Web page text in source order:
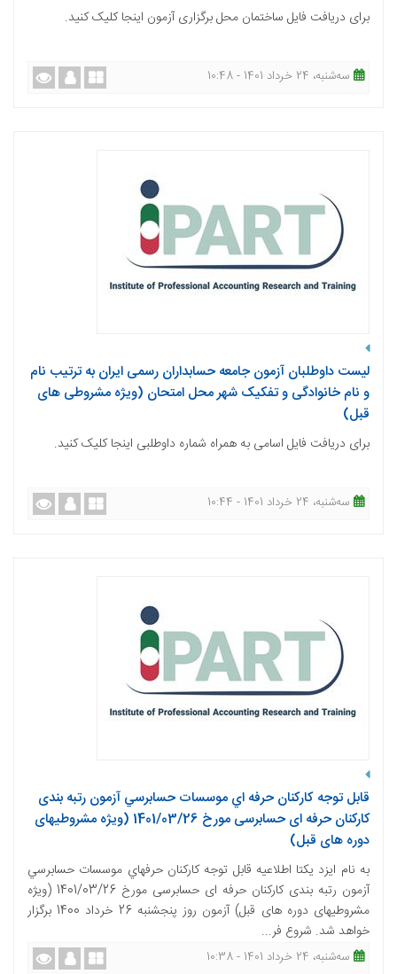
برای دریافت فایل ساختمان محل برگزاری آزمون اینجا کلیک کنید.
ﺳﻪشنبه، 24 خرداد 1401 - 10:48
لیست داوطلبان آزمون جامعه حسابداران رسمی ایران به ترتیب نام
و نام خانوادگی و تفکیک شهر محل امتحان (ویژه مشروطی های
قبل)
برای دریافت فایل اسامی به همراه شماره داوطلبی اینجا کلیک کنید.
ﺳﻪشنبه، 24 خرداد 1401 - 10:44
قابل توجه كاركنان حرفه اي موسسات حسابرسي آزمون رتبه بندی
کارکنان حرفه ای حسابرسی مورخ 1401/03/26 (ویژه مشروطیهای
دوره های قبل)
به نام ايزد يكتا اطلاعيه قابل توجه كاركنان حرفه­اي موسسات حسابرسي
آزمون رتبه بندی کارکنان حرفه ­ای حسابرسی مورخ 1401/03/26 (ویژه
مشروطیهای دوره های قبل) آزمون روز پنجشنبه 26 خرداد 1400 برگزار
خواهد شد. شروع فر...
ﺳﻪشنبه، 24 خرداد 1401 - 10:38